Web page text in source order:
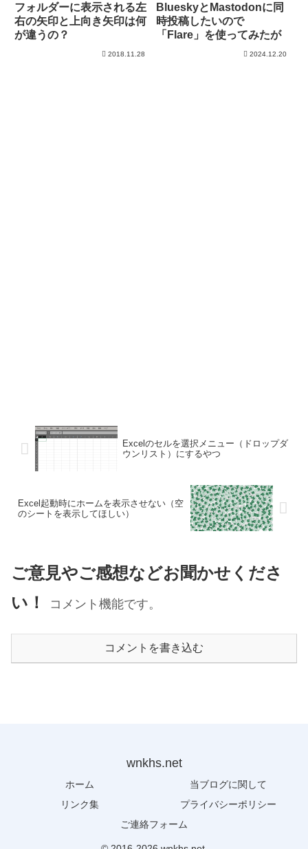
フォルダーに表示される左
右の矢印と上向き矢印は何
が違うの？
2018.11.28
BlueskyとMastodonに同
時投稿したいので
「Flare」を使ってみたが
2024.12.20
Excelのセルを選択メニュー（ドロップダ
ウンリスト）にするやつ
Excel起動時にホームを表示させない（空
のシートを表示してほしい）
ご意見やご感想などお聞かせくださ
い！
コメント機能です。
コメントを書き込む
wnkhs.net
ホーム
当ブログに関して
リンク集
プライバシーポリシー
ご連絡フォーム